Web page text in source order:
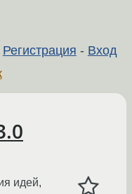
Регистрация - Вход
идей,